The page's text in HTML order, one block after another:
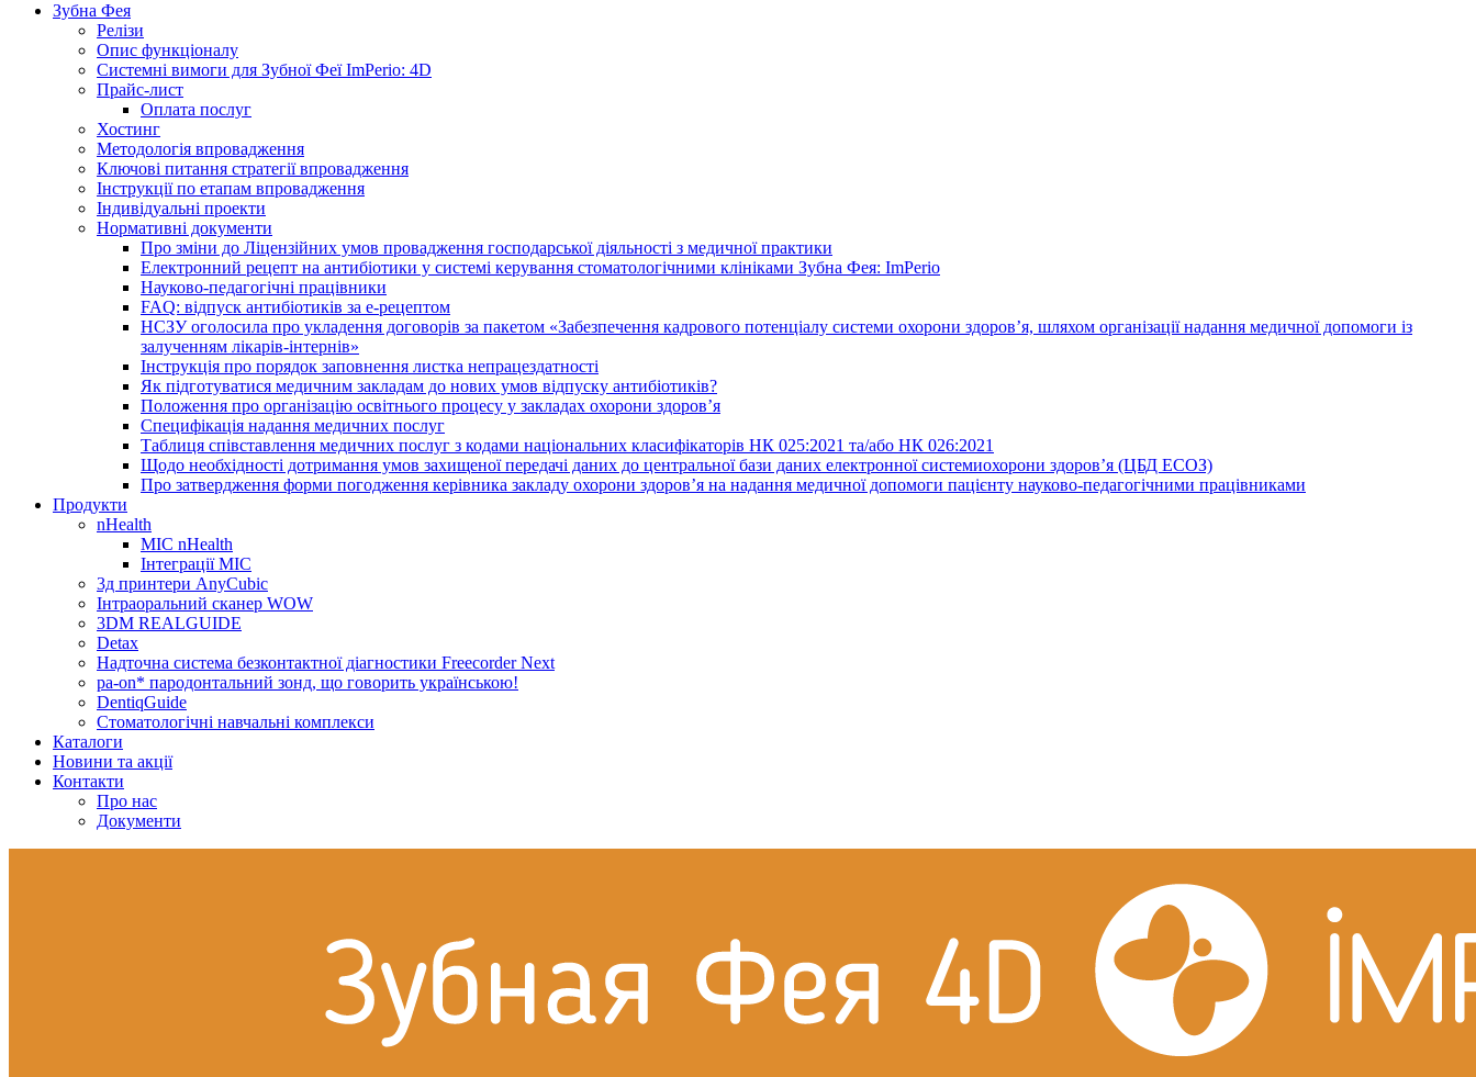
Зубна Фея
Релізи
Опис функціоналу
Системні вимоги для Зубної Феї ImPerio: 4D
Прайс-лист
Оплата послуг
Хостинг
Методологія впровадження
Ключові питання стратегії впровадження
Інструкції по етапам впровадження
Індивідуальні проекти
Нормативні документи
Про зміни до Ліцензійних умов провадження господарської діяльності з медичної практики
Електронний рецепт на антибіотики у системі керування стоматологічними клініками Зубна Фея: ImPerio
Науково-педагогічні працівники
FAQ: відпуск антибіотиків за е-рецептом
НСЗУ оголосила про укладення договорів за пакетом «Забезпечення кадрового потенціалу системи охорони здоров’я, шляхом організації надання медичної допомоги із
залученням лікарів-інтернів»
Інструкція про порядок заповнення листка непрацездатності
Як підготуватися медичним закладам до нових умов відпуску антибіотиків?
Положення про організацію освітнього процесу у закладах охорони здоров’я
Специфікація надання медичних послуг
Таблиця співставлення медичних послуг з кодами національних класифікаторів НК 025:2021 та/або НК 026:2021
Щодо необхідності дотримання умов захищеної передачі даних до центральної бази даних електронної системиохорони здоров’я (ЦБД ЕСОЗ)
Про затвердження форми погодження керівника закладу охорони здоров’я на надання медичної допомоги пацієнту науково-педагогічними працівниками
Продукти
nHealth
МІС nHealth
Інтеграції МІС
3д принтери AnyCubic
Інтраоральний сканер WOW
3DM REALGUIDE
Detax
Надточна система безконтактної діагностики Freecorder Next
pa-on* пародонтальний зонд, що говорить українською!
DentiqGuide
Стоматологічні навчальні комплекси
Каталоги
Новини та акції
Контакти
Про нас
Документи